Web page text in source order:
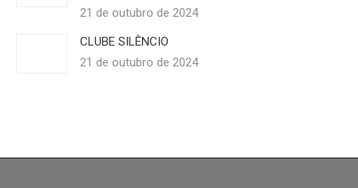
21 de outubro de 2024
CLUBE SILÊNCIO
21 de outubro de 2024